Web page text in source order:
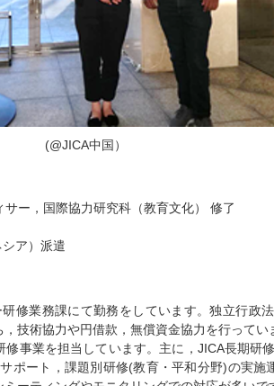
(@JICA中国）
ー，国際協力研究科（教育文化） 修了
ア）派遣
修業務課にて勤務をしています。独立行政
技術協力や円借款，無償資金協力を行ってい
事業を担当しています。主に，JICA長期研
ポート，課題別研修(教育・平和分野)の実施